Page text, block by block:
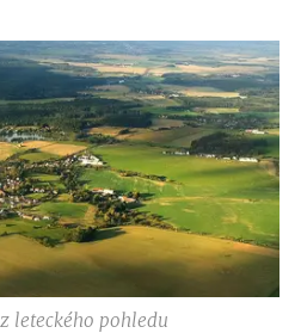
leteckého pohledu